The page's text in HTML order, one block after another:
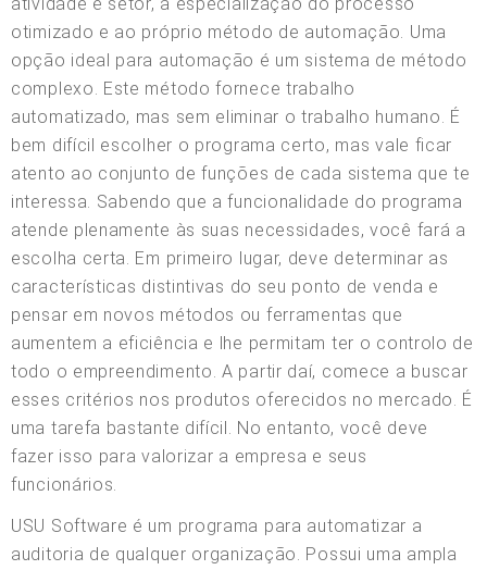
otimizado e ao próprio método de automação. Uma
opção ideal para automação é um sistema de método
complexo. Este método fornece trabalho
automatizado, mas sem eliminar o trabalho humano. É
bem difícil escolher o programa certo, mas vale ficar
atento ao conjunto de funções de cada sistema que te
interessa. Sabendo que a funcionalidade do programa
atende plenamente às suas necessidades, você fará a
escolha certa. Em primeiro lugar, deve determinar as
características distintivas do seu ponto de venda e
pensar em novos métodos ou ferramentas que
aumentem a eficiência e lhe permitam ter o controlo de
todo o empreendimento. A partir daí, comece a buscar
esses critérios nos produtos oferecidos no mercado. É
uma tarefa bastante difícil. No entanto, você deve
fazer isso para valorizar a empresa e seus
funcionários.
USU Software é um programa para automatizar a
auditoria de qualquer organização. Possui uma ampla